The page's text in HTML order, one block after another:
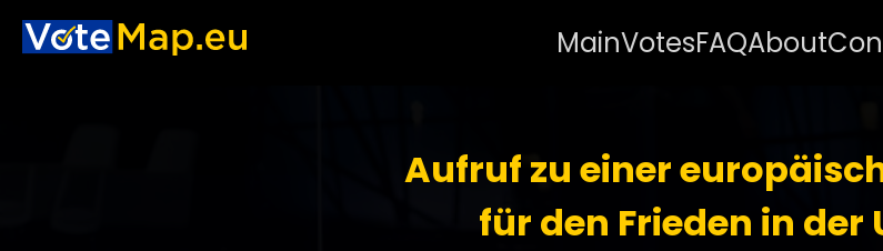
MainVotesFAQAbout
Aufruf zu einer
für den Frieden in der